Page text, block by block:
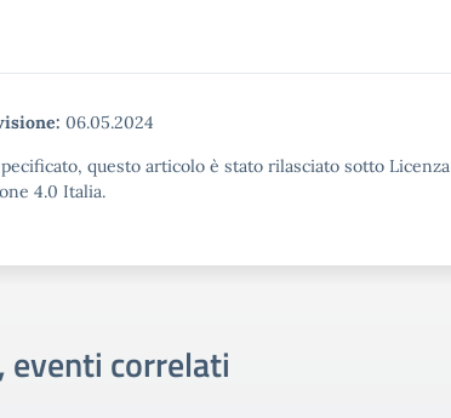
06.05.2024
questo articolo è stato rilasciato sotto Licenza
4.0 Italia.
eventi correlati